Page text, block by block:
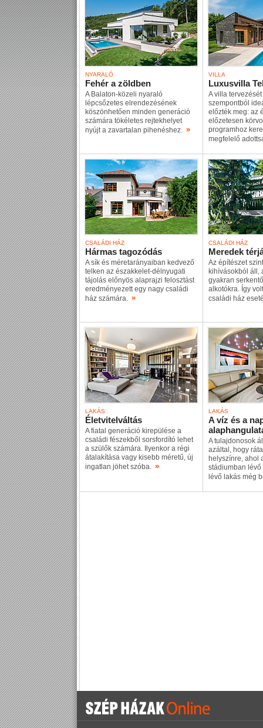
NYARALÓ
Fehér a zöldben
A Balaton-közeli nyaraló
lépcsőzetes elrendezésének
köszönhetően minden generáció
számára tökéletes rejtekhelyet
nyújt a zavartalan pihenéshez. »
VILLA
Luxusvilla
A villa
szempontból
előzték meg: az
előzetesen
programhoz
megfelelő
CSALÁDI HÁZ
Hármas tagozódás
A sík és méretarányaiban kedvező
telken az északkelet-délnyugati
tájolás előnyös alaprajzi felosztást
eredményezett egy nagy családi
ház számára. »
CSALÁDI HÁZ
Meredek
Az építészet
kihívásokból áll,
gyakran
alkotókra. Így
családi ház
LAKÁS
Életvitelváltás
A fiatal generáció kirepülése a
családi fészekből sorsfordító lehet
a szülők számára. Ilyenkor a régi
átalakítása vagy kisebb méretű, új
ingatlan jöhet szóba. »
LAKÁS
A víz és a
A tulajdonosok
azáltal, hogy
helyszínre, ahol
stádiumban
lévő lakás még